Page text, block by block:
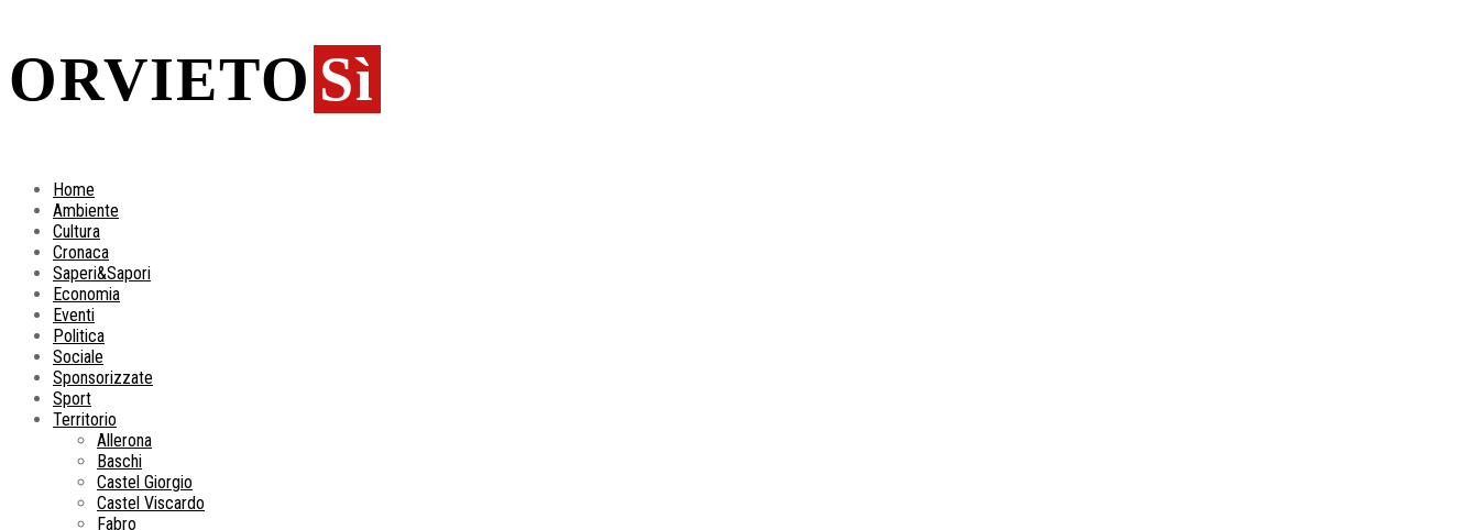
ORVIETO Sì
Home
Ambiente
Cultura
Cronaca
Saperi&Sapori
Economia
Eventi
Politica
Sociale
Sponsorizzate
Sport
Territorio
Allerona
Baschi
Castel Giorgio
Castel Viscardo
Fabro